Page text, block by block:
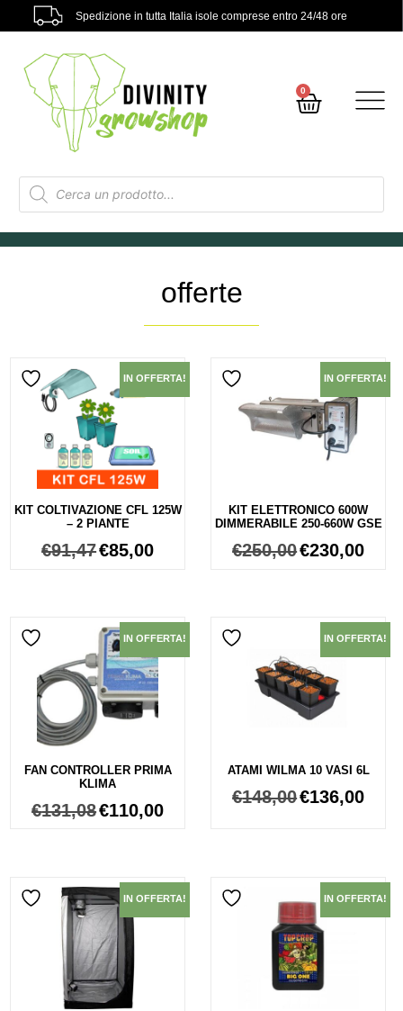
Spedizione in tutta Italia isole comprese entro 24/48 ore
0
offerte
IN OFFERTA!
KIT COLTIVAZIONE CFL 125W
– 2 PIANTE
€91,47€85,00
IN OFFERTA!
KIT ELETTRONICO 600W
DIMMERABILE 250-660W GSE
€250,00€230,00
IN OFFERTA!
FAN CONTROLLER PRIMA
KLIMA
€131,08€110,00
IN OFFERTA!
ATAMI WILMA 10 VASI 6L
€148,00€136,00
IN OFFERTA! IN OFFERTA!